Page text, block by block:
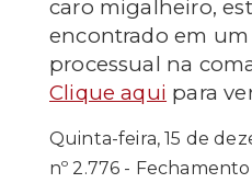
caro migalheiro,
encontrado em
processual na
Clique aqui para
Quinta-feira, 15 de
nº 2.776 - Fechamento